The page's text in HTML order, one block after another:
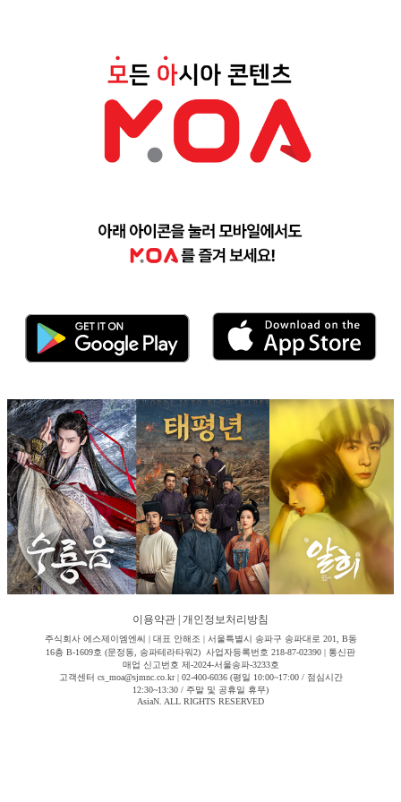
이용약관 개인정보처리방침
주식회사 에스제이엠엔씨 | 대표 안해조 | 서울특별시 송파구 송파대로 201, B동
16층 B-1609호 (문정동, 송파테라타워2) 사업자등록번호 218-87-02390 | 통신판
매업 신고번호 제-2024-서울송파-3233호
고객센터 cs_moa@sjmnc.co.kr | 02-400-6036 (평일 10:00~17:00 / 점심시간
12:30~13:30 / 주말 및 공휴일 휴무)
AsiaN. ALL RIGHTS RESERVED